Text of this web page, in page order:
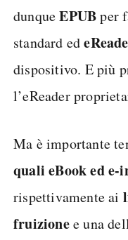
dunqueEPUBper
standard ed
dispositivo. E più
l’eReader
Ma è importante
quali eBook ed e-
rispettivamente ai
fruizionee una